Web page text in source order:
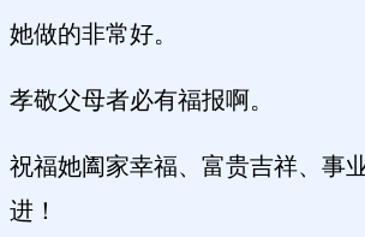
她做的非常好。
孝敬父母者必有福报啊。
祝福她阖家幸福、富贵吉祥、事
进！